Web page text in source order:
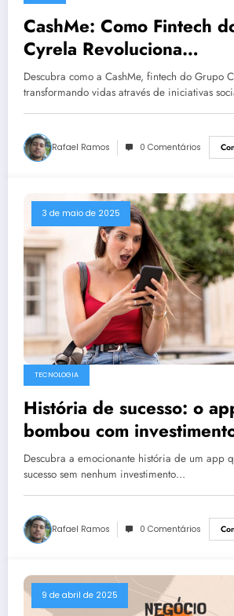
CashMe: Como Fintech
Cyrela Revoluciona
Responsabilidade Social
Descubra como a CashMe, fintech do Grupo
transformando vidas através de iniciativas
Rafael Ramos 0 Comentários
3 de maio de 2025
TECNOLOGIA
História de sucesso: o
bombou com
Descubra a emocionante história de um app
sucesso sem nenhum investimento…
Rafael Ramos 0 Comentários
9 de abril de 2025